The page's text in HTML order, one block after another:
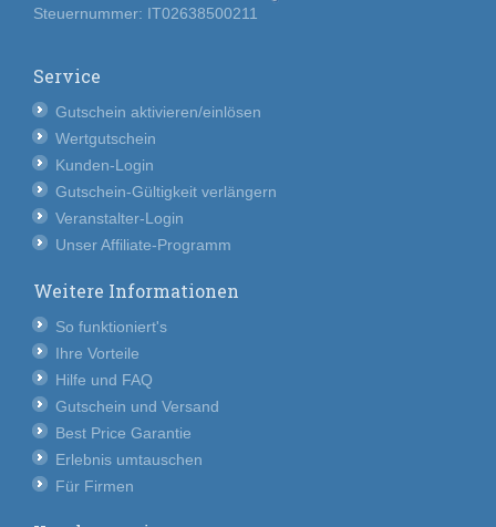
Steuernummer: IT02638500211
Service
Gutschein aktivieren/einlösen
Wertgutschein
Kunden-Login
Gutschein-Gültigkeit verlängern
Veranstalter-Login
Unser Affiliate-Programm
Weitere Informationen
So funktioniert's
Ihre Vorteile
Hilfe und FAQ
Gutschein und Versand
Best Price Garantie
Erlebnis umtauschen
Für Firmen